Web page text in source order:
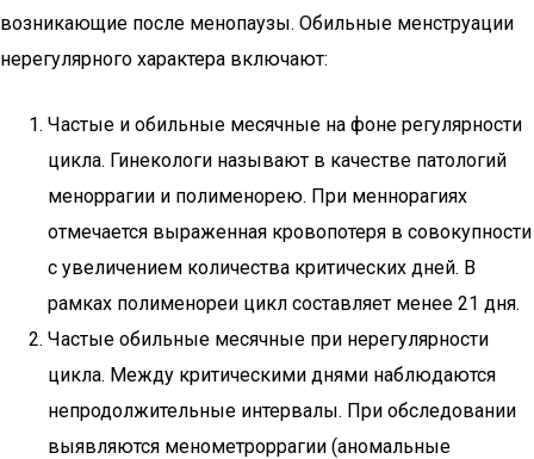
возникающие после менопаузы. Обильные менструации
нерегулярного характера включают:
Частые и обильные месячные на фоне регулярности
цикла. Гинекологи называют в качестве патологий
меноррагии и полименорею. При меннорагиях
отмечается выраженная кровопотеря в совокупности
с увеличением количества критических дней. В
рамках полименореи цикл составляет менее 21 дня.
Частые обильные месячные при нерегулярности
цикла. Между критическими днями наблюдаются
непродолжительные интервалы. При обследовании
выявляются менометроррагии (аномальные